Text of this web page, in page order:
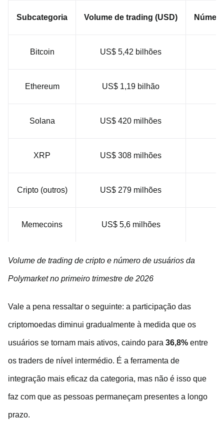
Subcategoria Volume de trading (USD)
Bitcoin US$ 5,42 bilhões
Ethereum US$ 1,19 bilhão
Solana US$ 420 milhões
XRP US$ 308 milhões
Cripto (outros) US$ 279 milhões
Memecoins US$ 5,6 milhões
Volume de trading de cripto e número de usuários da
Polymarket no primeiro trimestre de 2026
Vale a pena ressaltar o seguinte: a participação das
criptomoedas diminui gradualmente à medida que os
usuários se tornam mais ativos, caindo para 36,8% entre
os traders de nível intermédio. É a ferramenta de
integração mais eficaz da categoria, mas não é isso que
faz com que as pessoas permaneçam presentes a longo
prazo.